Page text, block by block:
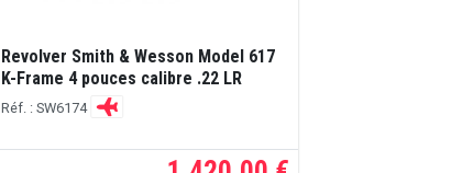
Revolver Smith & Wesson Model 617
K-Frame 4 pouces calibre .22 LR
Réf. : SW6174